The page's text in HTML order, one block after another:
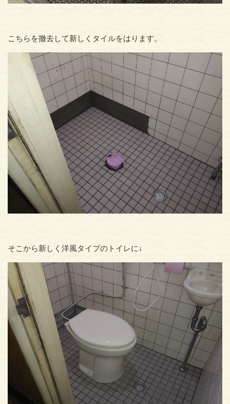
こちらを撤去して新しくタイルをはります。
そこから新しく洋風タイプのトイレに↓